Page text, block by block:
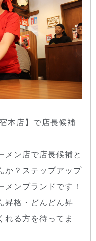
本店】で店長候補
メン店で店長候補と
か？ステップアップ
メンブランドです！
昇格・どんどん昇
れる方を待ってま